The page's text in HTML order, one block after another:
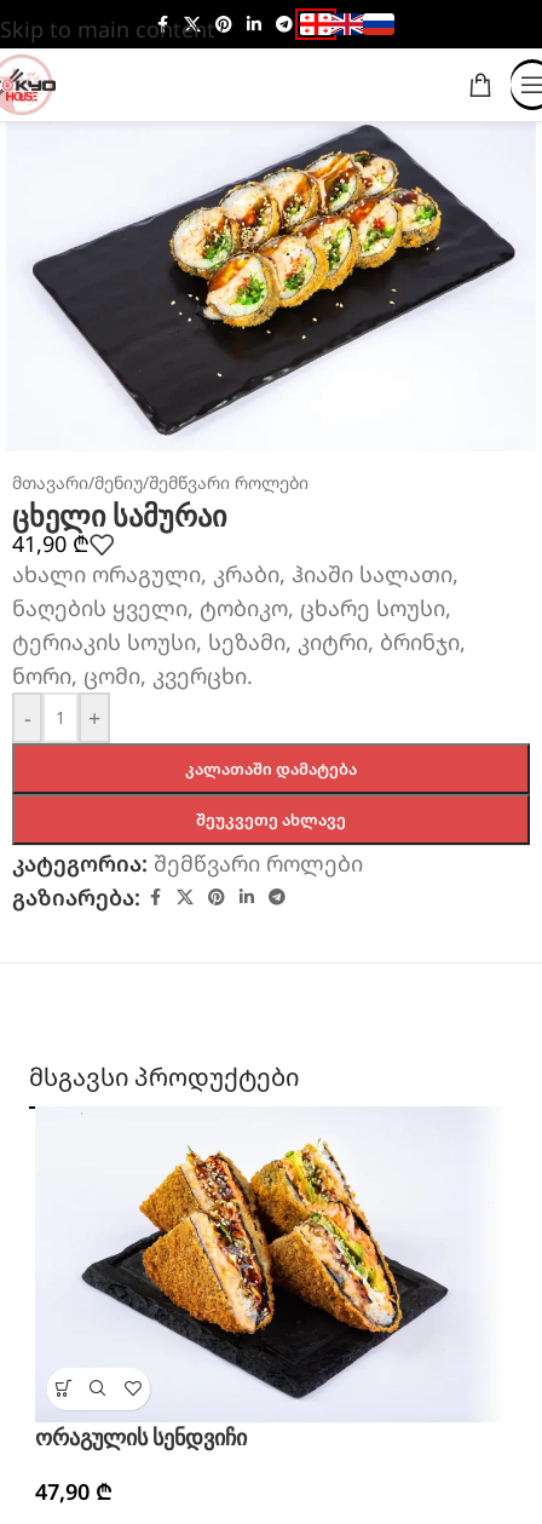
Skip to main content
მთავარი/მენიუ/შემწვარი როლები
ცხელი სამურაი
41,90 ₾
ახალი ორაგული, კრაბი, ჰიაში სალათი,
ნაღების ყველი, ტობიკო, ცხარე სოუსი,
ტერიაკის სოუსი, სეზამი, კიტრი, ბრინჯი,
ნორი, ცომი, კვერცხი.
-
+
ᲙᲐᲚᲐᲗᲐᲨᲘ ᲓᲐᲛᲐᲢᲔᲑᲐ
ᲨᲔᲣᲙᲕᲔᲗᲔ ᲐᲮᲚᲐᲕᲔ
კატეგორია: შემწვარი როლები
გაზიარება:
მსგავსი პროდუქტები
ორაგულის სენდვიჩი
47,90 ₾